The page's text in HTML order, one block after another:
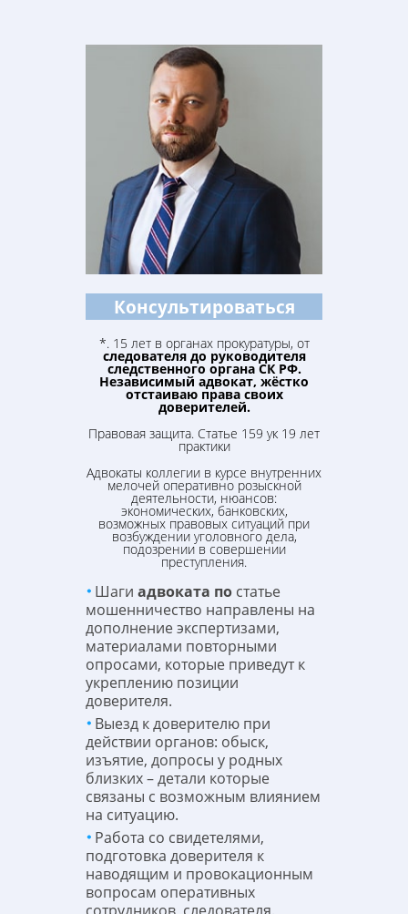
Консультироваться
*. 15 лет в органах прокуратуры, от
следователя до руководителя
следственного органа СК РФ.
Независимый адвокат, жёстко
отстаиваю права своих
доверителей.
Правовая защита. Статье 159 ук 19 лет
практики
Адвокаты коллегии в курсе внутренних
мелочей оперативно розыскной
деятельности, нюансов:
экономических, банковских,
возможных правовых ситуаций при
возбуждении уголовного дела,
подозрении в совершении
преступления.
Шаги адвоката по статье
мошенничество направлены на
дополнение экспертизами,
материалами повторными
опросами, которые приведут к
укреплению позиции
доверителя.
Выезд к доверителю при
действии органов: обыск,
изъятие, допросы у родных
близких – детали которые
связаны с возможным влиянием
на ситуацию.
Работа со свидетелями,
подготовка доверителя к
наводящим и провокационным
вопросам оперативных